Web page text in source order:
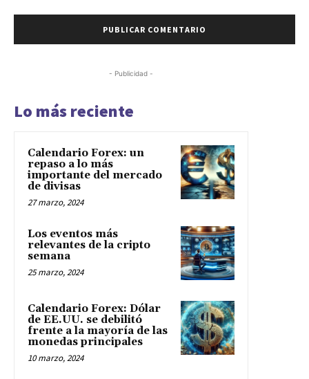
- Publicidad -
Lo más reciente
Calendario Forex: un
repaso a lo más
importante del mercado
de divisas
27 marzo, 2024
Los eventos más
relevantes de la cripto
semana
25 marzo, 2024
Calendario Forex: Dólar
de EE.UU. se debilitó
frente a la mayoría de las
monedas principales
10 marzo, 2024